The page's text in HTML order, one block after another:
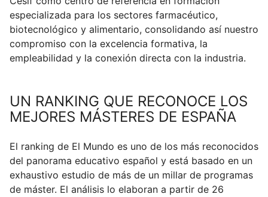
especializada para los sectores farmacéutico,
biotecnológico y alimentario, consolidando así nuestro
compromiso con la excelencia formativa, la
empleabilidad y la conexión directa con la industria.
UN RANKING QUE RECONOCE LOS
MEJORES MÁSTERES DE ESPAÑA
El ranking de El Mundo es uno de los más reconocidos
del panorama educativo español y está basado en un
exhaustivo estudio de más de un millar de programas
de máster. El análisis lo elaboran a partir de 26